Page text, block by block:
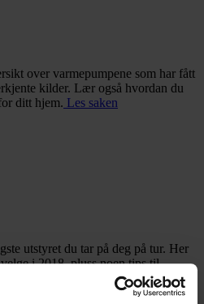
over varmepumpene som har fått
kilder. Lær også hvordan du
ditt hjem. Les saken
utstyret du tar på deg på tur. Her
i 2018, pluss noen tips til
Les saken